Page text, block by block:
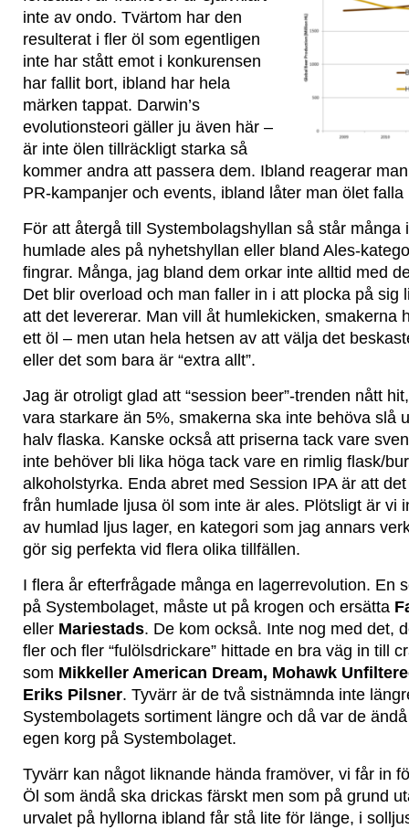
inte av ondo. Tvärtom har den
resulterat i fler öl som egentligen
inte har stått emot i konkurensen
har fallit bort, ibland har hela
märken tappat. Darwin’s
evolutionsteori gäller ju även här –
är inte ölen tillräckligt starka så
kommer andra att passera dem. Ibland reagerar
PR-kampanjer och events, ibland låter man ölet falla
För att återgå till Systembolagshyllan så står många
humlade ales på nyhetshyllan eller bland Ales-
fingrar. Många, jag bland dem orkar inte alltid med
Det blir overload och man faller in i att plocka på sig
att det levererar. Man vill åt humlekicken, smakerna
ett öl – men utan hela hetsen av att välja det
eller det som bara är “extra allt”.
Jag är otroligt glad att “session beer”-trenden nått
vara starkare än 5%, smakerna ska inte behöva slå
halv flaska. Kanske också att priserna tack vare
inte behöver bli lika höga tack vare en rimlig flask/
alkoholstyrka. Enda abret med Session IPA är att
från humlade ljusa öl som inte är ales. Plötsligt är vi
av humlad ljus lager, en kategori som jag annars
gör sig perfekta vid flera olika tillfällen.
I flera år efterfrågade många en lagerrevolution. En
på Systembolaget, måste ut på krogen och ersätta
eller Mariestads. De kom också. Inte nog med det,
fler och fler “fulölsdrickare” hittade en bra väg in till
som Mikkeller American Dream, Mohawk
Eriks Pilsner. Tyvärr är de två sistnämnda inte
Systembolagets sortiment längre och då var de
egen korg på Systembolaget.
Tyvärr kan något liknande hända framöver, vi får in
Öl som ändå ska drickas färskt men som på grund
urvalet på hyllorna ibland får stå lite för länge, i